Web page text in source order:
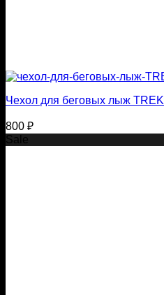
Чехол для беговых лыж TREK
800 ₽
Sale